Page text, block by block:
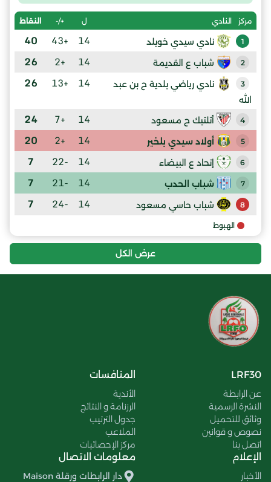
مركز النادي ل +/- النقاط
1 نادي سيدي خويلد 14
+43
40
2 شباب ع القديمة 14
+2
26
3
نادي رياضي بلدية ح بن عبد
الله
14
+13
26
4 أتلتيك ح مسعود 14
+7
24
5 أولاد سيدي بلخير 14
+2
20
6 إتحاد ع البيضاء 14
-22
7
7 شباب الحدب 14
-21
7
8 شباب حاسي مسعود 14
-24
7
الهبوط
عرض الكل
LRF30
عن الرابطة
النشرة الرسمية
وثائق للتحميل
نصوص و قوانين
اتصل بنا
المنافسات
الأندية
الرزنامة و النتائج
جدول الترتيب
الملاعب
مركز الإحصائيات
الإعلام
الأخبار
معلومات الاتصال
دار الرابطات ورقلة Maison